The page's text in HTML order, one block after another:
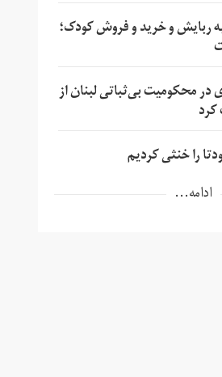
ربایش و خرید و فروش کودک؛
در محکومیت بی‌ثباتی لبنان از
را خنثی کردیم
ادامه...